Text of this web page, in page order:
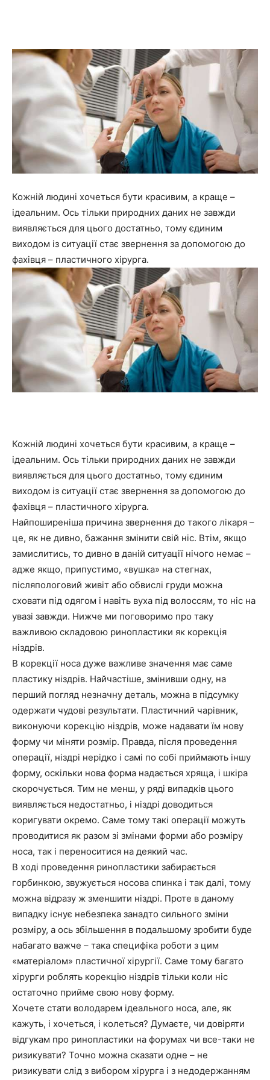
сімя
та
новини
знаменитостей
Кожній людині хочеться бути красивим, а краще –
ідеальним. Ось тільки природних даних не завжди
виявляється для цього достатньо, тому єдиним
виходом із ситуації стає звернення за допомогою до
фахівця – пластичного хірурга.
Кожній людині хочеться бути красивим, а краще –
ідеальним. Ось тільки природних даних не завжди
виявляється для цього достатньо, тому єдиним
виходом із ситуації стає звернення за допомогою до
фахівця – пластичного хірурга.
Найпоширеніша причина звернення до такого лікаря –
це, як не дивно, бажання змінити свій ніс. Втім, якщо
замислитись, то дивно в даній ситуації нічого немає –
адже якщо, припустимо, «вушка» на стегнах,
післяпологовий живіт або обвислі груди можна
сховати під одягом і навіть вуха під волоссям, то ніс на
увазі завжди. Нижче ми поговоримо про таку
важливою складовою ринопластики як корекція
ніздрів.
В корекції носа дуже важливе значення має саме
пластику ніздрів. Найчастіше, змінивши одну, на
перший погляд незначну деталь, можна в підсумку
одержати чудові результати. Пластичний чарівник,
виконуючи корекцію ніздрів, може надавати їм нову
форму чи міняти розмір. Правда, після проведення
операції, ніздрі нерідко і самі по собі приймають іншу
форму, оскільки нова форма надається хряща, і шкіра
скорочується. Тим не менш, у ряді випадків цього
виявляється недостатньо, і ніздрі доводиться
коригувати окремо. Саме тому такі операції можуть
проводитися як разом зі змінами форми або розміру
носа, так і переноситися на деякий час.
В ході проведення ринопластики забирається
горбинкою, звужується носова спинка і так далі, тому
можна відразу ж зменшити ніздрі. Проте в даному
випадку існує небезпека занадто сильного зміни
розміру, а ось збільшення в подальшому зробити буде
набагато важче – така специфіка роботи з цим
«матеріалом» пластичної хірургії. Саме тому багато
хірурги роблять корекцію ніздрів тільки коли ніс
остаточно прийме свою нову форму.
Хочете стати володарем ідеального носа, але, як
кажуть, і хочеться, і колеться? Думаєте, чи довіряти
відгукам про ринопластики на форумах чи все-таки не
ризикувати? Точно можна сказати одне – не
ризикувати слід з вибором хірурга і з недодержанням